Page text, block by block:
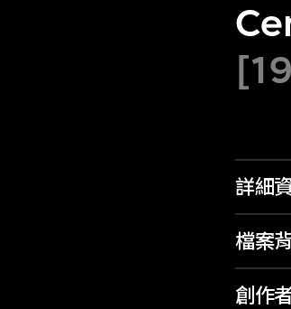
詳細
檔案
創作